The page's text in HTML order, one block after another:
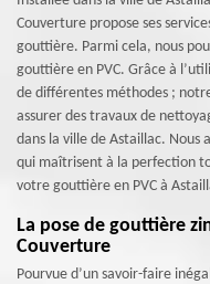
Couverture propose ses
gouttière. Parmi cela, nous
gouttière en PVC. Grâce à
de différentes méthodes ;
assurer des travaux de
dans la ville de Astaillac. Nous
qui maîtrisent à la perfection
votre gouttière en PVC à
La pose de gouttière
Couverture
Pourvue d’un savoir-faire